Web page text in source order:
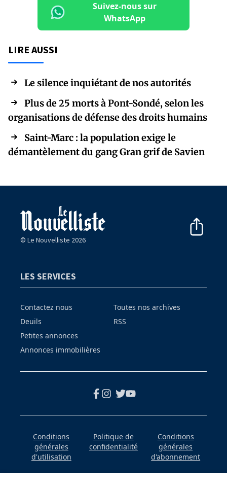
Suivez-nous sur
WhatsApp
LIRE AUSSI
Le silence inquiétant de nos autorités
Plus de 25 morts à Pont-Sondé, selon les
organisations de défense des droits humains
Saint-Marc : la population exige le
démantèlement du gang Gran grif de Savien
© Le Nouvelliste 2026
LES SERVICES
Contactez nous
Deuils
Petites annonces
Annonces immobilières
Toutes nos archives
RSS
Conditions
générales
d'utilisation
Politique de
confidentialité
Conditions
générales
d'abonnement